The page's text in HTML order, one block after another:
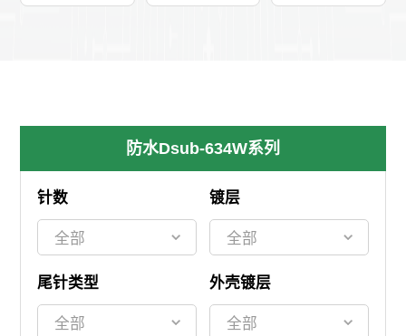
防水Dsub-634W系列
针数 镀层
尾针类型 外壳镀层